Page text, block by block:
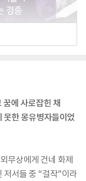
에 사로잡힌 채
못한 몽유병자들이었
무상에게 건네 화제
저서들 중 “걸작”이라